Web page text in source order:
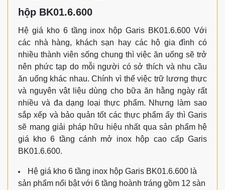
hộp BK01.6.600
Hệ giá kho 6 tầng inox hộp Garis BK01.6.600 Với
các nhà hàng, khách sạn hay các hộ gia đình có
nhiều thành viên sống chung thì việc ăn uống sẽ trở
nên phức tạp do mỗi người có sở thích và nhu cầu
ăn uống khác nhau. Chính vì thế việc trữ lương thực
và nguyên vật liệu dùng cho bữa ăn hằng ngày rất
nhiều và đa dạng loại thực phẩm. Nhưng làm sao
sắp xếp và bảo quản tốt các thực phẩm ấy thì Garis
sẽ mang giải pháp hữu hiệu nhất qua sản phẩm hệ
giá kho 6 tầng cánh mở inox hộp cao cấp Garis
BK01.6.600.
Hệ giá kho 6 tầng inox hộp Garis BK01.6.600 là
sản phẩm nổi bật với 6 tầng hoành tráng gồm 12 sàn